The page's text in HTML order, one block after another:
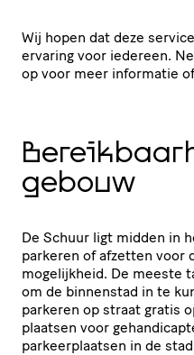
Wij hopen dat deze
ervaring voor iedereen.
op voor meer informatie
gebouw
De Schuur ligt midden in
parkeren of afzetten voor
moge­lijk­heid. De meeste
om de binnenstad in te
parkeren op straat gratis
plaatsen voor
parkeer­plaatsen in de